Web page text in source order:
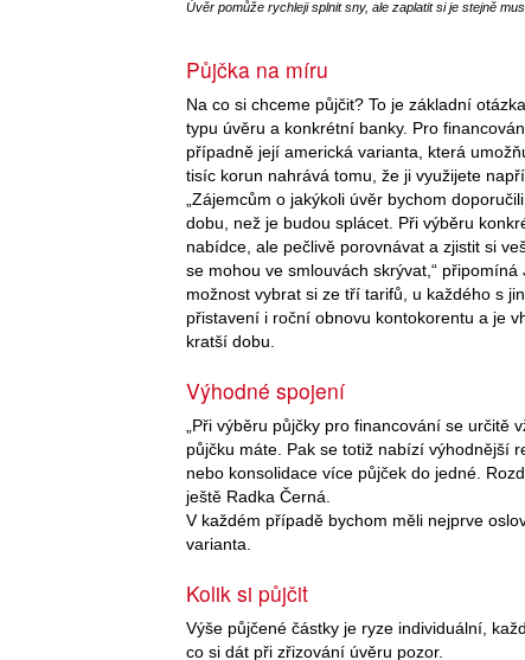
Úvěr pomůže rychleji splnit sny, ale zaplatit si je stejně
Půjčka na míru
Na co si chceme půjčit? To je základní
typu úvěru a konkrétní banky. Pro
případně její americká varianta, která
tisíc korun nahrává tomu, že ji využijete
„Zájemcům o jakýkoli úvěr bychom
dobu, než je budou splácet. Při výběru
nabídce, ale pečlivě porovnávat a zjistit si
se mohou ve smlouvách skrývat,“
možnost vybrat si ze tří tarifů, u každého s
přistavení i roční obnovu kontokorentu a je
kratší dobu.
Výhodné spojení
„Při výběru půjčky pro financování se
půjčku máte. Pak se totiž nabízí výhodnější
nebo konsolidace více půjček do jedné.
ještě Radka Černá.
V každém případě bychom měli nejprve
varianta.
Kolik si půjčit
Výše půjčené částky je ryze individuální,
co si dát při zřizování úvěru pozor.